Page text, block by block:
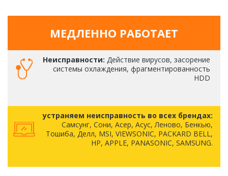
МЕДЛЕННО РАБОТАЕТ
Неисправности: Действие вирусов, засорение
системы охлаждения, фрагментированность
HDD
устраняем неисправность во всех брендах:
Самсунг, Сони, Асер, Асус, Леново, Бенкью,
Тошиба, Делл, MSI, VIEWSONIC, PACKARD BELL,
HP, APPLE, PANASONIC, SAMSUNG.